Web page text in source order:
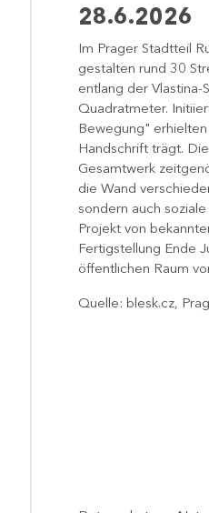
28.6.2026
Im Prager Stadtteil
gestalten rund 30
entlang der
Quadratmeter.
Bewegung"
Handschrift trägt.
Gesamtwerk
die Wand
sondern auch
Projekt von
Fertigstellung Ende
öffentlichen Raum
Quelle: blesk.cz, Prag